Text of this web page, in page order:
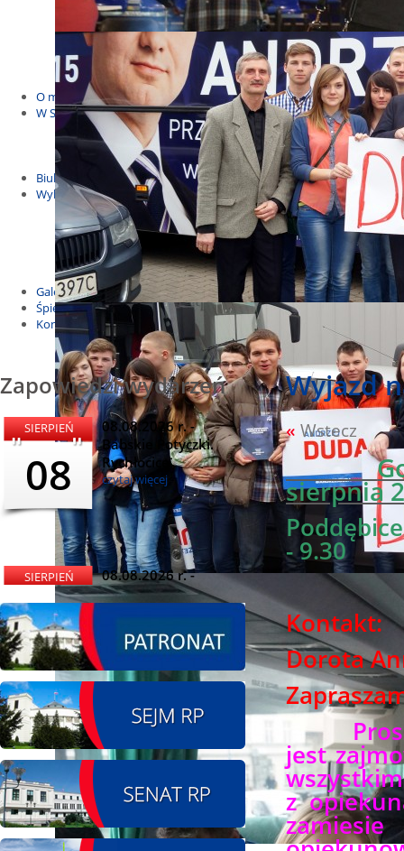
Debaty i spotkania 2019
wybory
Kolonie Stegna 2020
Spotkanie w Bronowie
WYJAZDY
O mnie
W Sejmie
Patroni Roku 2016
Św. Jan Paweł II Patronem Roku 2015
10.04.2014 - Czwarta Roczniica Katastrofy Smoleńskiej
Biuletyny
Wybory
Wybory samorządowe
Wybory parlamentarne
Wybory do Parlamentu Europejskiego
Wybory prezydenckie 2020
Wybory 2014
Galeria
Śpiewnik
Kontakt
Zapowiedzi wydarzeń
SIERPIEŃ
08
08.08.2026 r. -
Babskie Potyczki.
Rychłocice
czytaj więcej
SIERPIEŃ
08
08.08.2026 r. -
Dożynki i
SIERPIEŃ
08
08.08.2026 r. - Piknik
integracyjny. Krępa
60 u Sołtysa
Wyjazd
« Wstecz
sierpnia
- 9.30
Kontakt:
Dorota
Proszę
jest
z